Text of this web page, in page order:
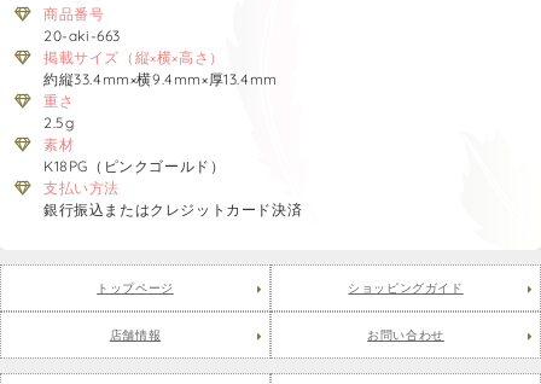
商品番号
20-aki-663
掲載サイズ（縦×横×高さ）
約縦33.4mm×横9.4mm×厚13.4mm
重さ
2.5g
素材
K18PG（ピンクゴールド）
支払い方法
銀行振込またはクレジットカード決済
トップページ ショッピングガイド
店舗情報 お問い合わせ